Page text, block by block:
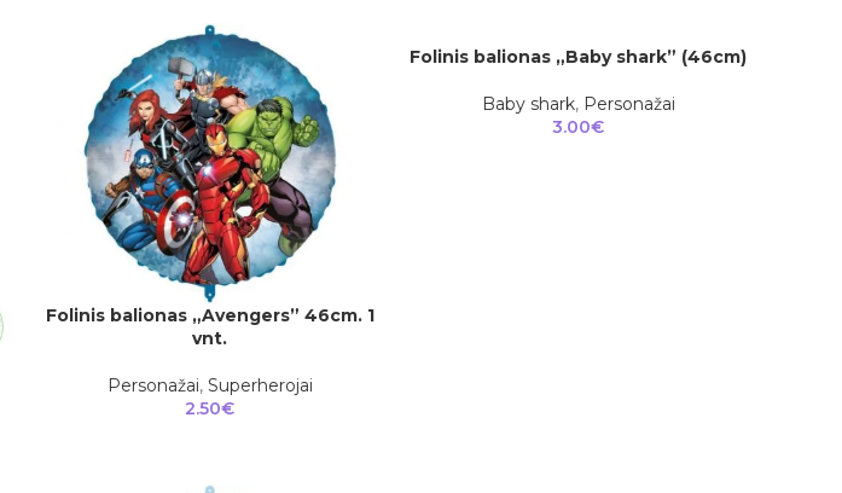
Į KREPŠELĮ
Folinis balionas „Avengers” 46cm. 1
vnt.
Personažai, Superherojai
2.50€
Į KREPŠELĮ
Folinis balionas „Baby shark” (46cm)
Baby shark, Personažai
3.00€